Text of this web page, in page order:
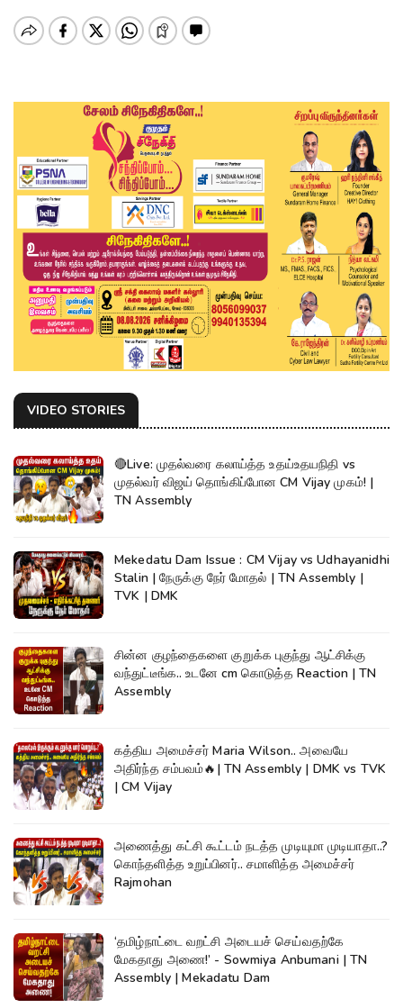
VIDEO STORIES
🔴Live: முதல்வரை கலாய்த்த உதய்உதயநிதி vs
முதல்வர் விஜய் தொங்கிப்போன CM Vijay முகம்! |
TN Assembly
Mekedatu Dam Issue : CM Vijay vs Udhayanidhi
Stalin | நேருக்கு நேர் மோதல் | TN Assembly |
TVK | DMK
சின்ன குழந்தைகளை குறுக்க புகுந்து ஆட்சிக்கு
வந்துட்டீங்க.. உடனே cm கொடுத்த Reaction | TN
Assembly
கத்திய அமைச்சர் Maria Wilson.. அவையே
அதிர்ந்த சம்பவம்🔥| TN Assembly | DMK vs TVK
| CM Vijay
அணைத்து கட்சி கூட்டம் நடத்த முடியுமா முடியாதா..?
கொந்தளித்த உறுப்பினர்.. சமாளித்த அமைச்சர்
Rajmohan
‘தமிழ்நாட்டை வறட்சி அடையச் செய்வதற்கே
மேகதாது அணை!’ - Sowmiya Anbumani | TN
Assembly | Mekadatu Dam